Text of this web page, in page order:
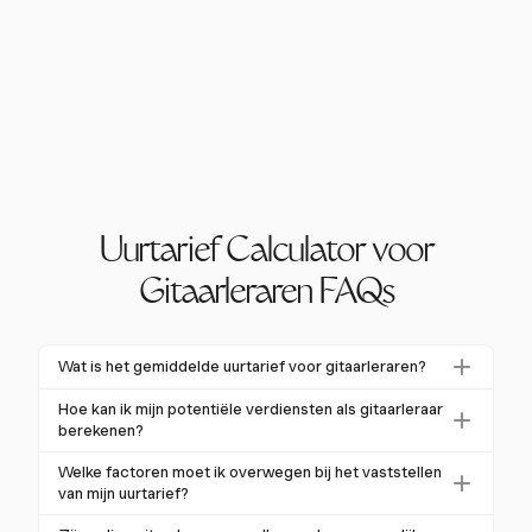
Uurtarief Calculator voor
Gitaarleraren FAQs
Wat is het gemiddelde uurtarief voor gitaarleraren?
In de Verenigde Staten ligt het gemiddelde uurtarief
voor gitaarleraren tussen de $40 en $70 voor
ongeveer 20% goedkoper, met een gemiddelde van
$30 per uur.
Hoe kan ik mijn potentiële verdiensten als gitaarleraar
berekenen?
Om potentiële verdiensten te berekenen, moet je
rekening houden met je uurtarief, de frequentie van
Welke factoren moet ik overwegen bij het vaststellen
van mijn uurtarief?
Overweeg je onderwijservaring, locatie, lesvorm en